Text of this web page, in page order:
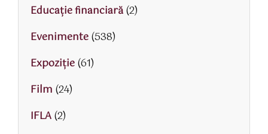
Educaţie financiară(2)
Evenimente(538)
Expoziție(61)
Film (24)
IFLA(2)